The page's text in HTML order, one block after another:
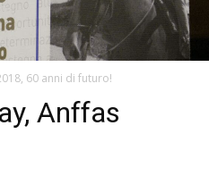
60 anni di futuro!
Anffas